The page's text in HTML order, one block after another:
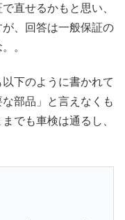
直せるかもと思い、
、回答は一般保証の
。
下のように書かれて
部品」と言えなくも
でも車検は通るし、